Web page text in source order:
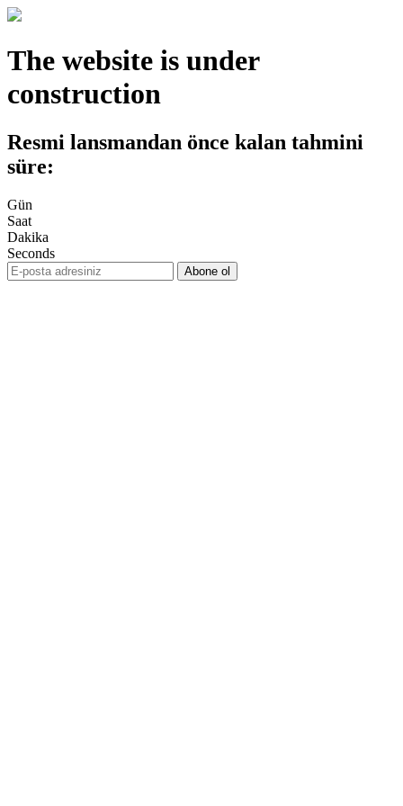
The website is under
construction
Resmi lansmandan önce kalan tahmini
süre:
Gün
Saat
Dakika
Seconds